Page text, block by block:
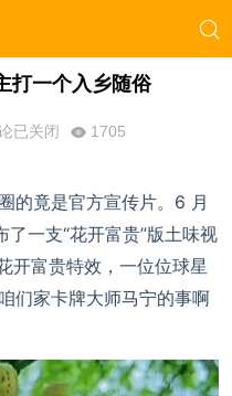
打一个入乡随俗
已关闭 1705
的竟是官方宣传片。6 月
一支“花开富贵”版土味视
开富贵特效，一位位球星
们家卡牌大师马宁的事啊